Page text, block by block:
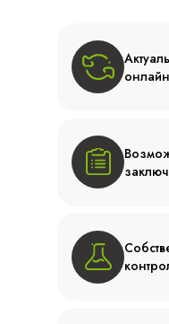
онлайн